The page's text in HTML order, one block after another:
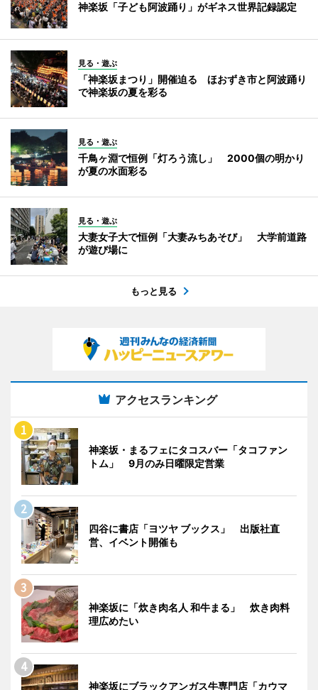
神楽坂「子ども阿波踊り」がギネス世界記録認定
見る・遊ぶ
「神楽坂まつり」開催迫る ほおずき市と阿波踊り
で神楽坂の夏を彩る
見る・遊ぶ
千鳥ヶ淵で恒例「灯ろう流し」 2000個の明かり
が夏の水面彩る
見る・遊ぶ
大妻女子大で恒例「大妻みちあそび」 大学前道路
が遊び場に
もっと見る
アクセスランキング
神楽坂・まるフェにタコスバー「タコファン
トム」 9月のみ日曜限定営業
四谷に書店「ヨツヤ ブックス」 出版社直
営、イベント開催も
神楽坂に「炊き肉名人 和牛まる」 炊き肉料
理広めたい
神楽坂にブラックアンガス牛専門店「カウマ